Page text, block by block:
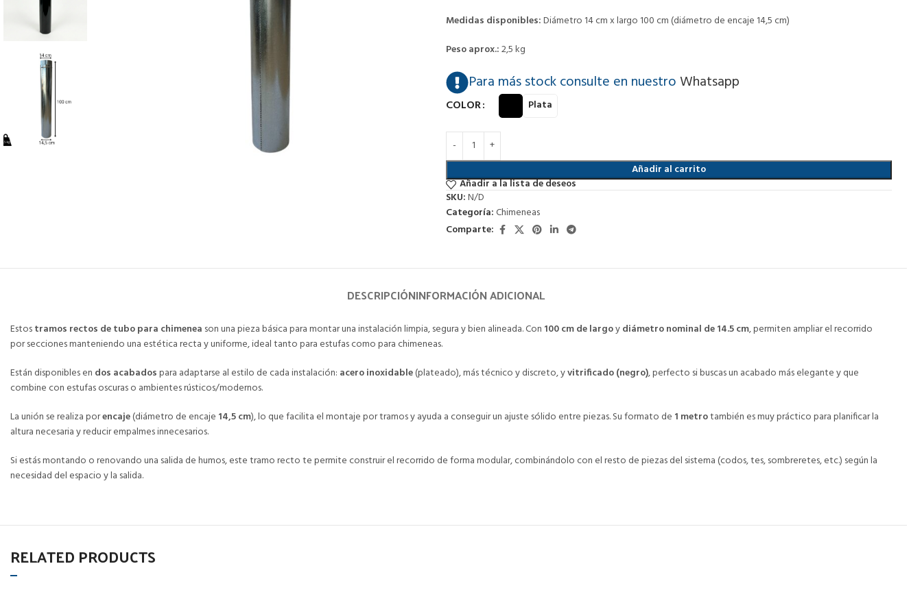
Medidas disponibles:Diámetro 14 cm x largo 100 cm (diámetro de encaje 14,5 cm)
Peso aprox.:2,5 kg
Para más stock consulte en nuestroWhatsapp
COLOR Plata
Añadir al carrito
Añadir a la lista de deseos
SKU:N/D
Categoría:Chimeneas
Comparte:
DESCRIPCIÓNINFORMACIÓN ADICIONAL
Estostramos rectos de tubo para chimenea son una pieza básica para montar una instalación limpia, segura y bien alineada. Con 100 cm de largoydiámetro nominal de 14.5 cm, permiten ampliar el recorrido
por secciones manteniendo una estética recta y uniforme, ideal tanto para estufas como para chimeneas.
Están disponibles en dos acabadospara adaptarse al estilo de cada instalación: acero inoxidable(plateado), más técnico y discreto, yvitrificado (negro), perfecto si buscas un acabado más elegante y que
combine con estufas oscuras o ambientes rústicos/modernos.
La unión se realiza porencaje(diámetro de encaje 14,5 cm), lo que facilita el montaje por tramos y ayuda a conseguir un ajuste sólido entre piezas. Su formato de 1 metrotambién es muy práctico para planificar la
altura necesaria y reducir empalmes innecesarios.
Si estás montando o renovando una salida de humos, este tramo recto te permite construir el recorrido de forma modular, combinándolo con el resto de piezas del sistema (codos, tes, sombreretes, etc.) según la
necesidad del espacio y la salida.
RELATED PRODUCTS